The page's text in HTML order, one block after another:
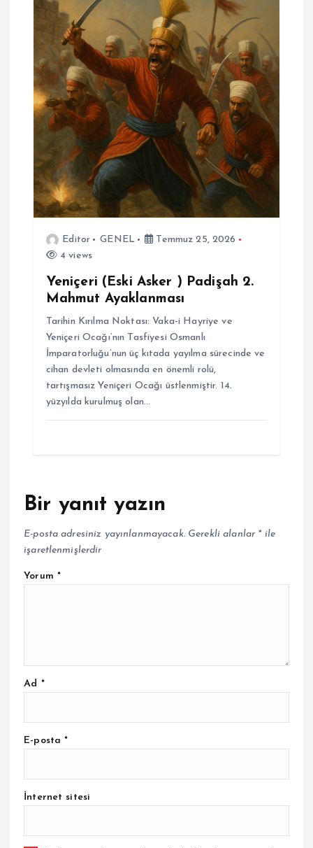
Editor GENEL
Temmuz 25, 2026
4 views
Yeniçeri (Eski Asker ) Padişah 2.
Mahmut Ayaklanması
Tarihin Kırılma Noktası: Vaka-i Hayriye ve
Yeniçeri Ocağı’nın Tasfiyesi Osmanlı
İmparatorluğu’nun üç kıtada yayılma sürecinde ve
cihan devleti olmasında en önemli rolü,
tartışmasız Yeniçeri Ocağı üstlenmiştir. 14.
yüzyılda kurulmuş olan…
Bir yanıt yazın
E-posta adresiniz yayınlanmayacak. Gerekli alanlar *ile
işaretlenmişlerdir
Yorum *
Ad *
E-posta*
İnternet sitesi